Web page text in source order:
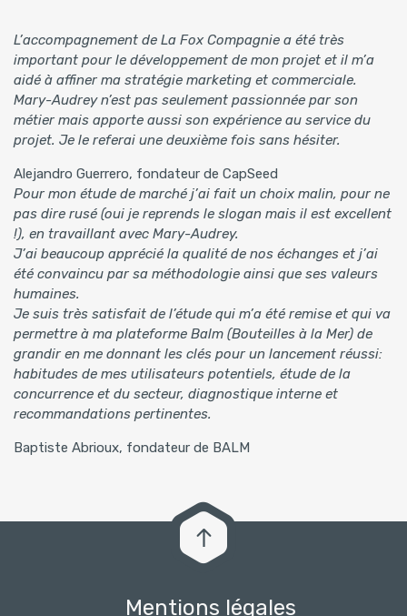
L’accompagnement de La Fox Compagnie a été très
important pour le développement de mon projet et il m’a
aidé à affiner ma stratégie marketing et commerciale.
Mary-Audrey n’est pas seulement passionnée par son
métier mais apporte aussi son expérience au service du
projet. Je le referai une deuxième fois sans hésiter.
Alejandro Guerrero, fondateur de CapSeed
Pour mon étude de marché j’ai fait un choix malin, pour ne
pas dire rusé (oui je reprends le slogan mais il est excellent
!), en travaillant avec Mary-Audrey.
J’ai beaucoup apprécié la qualité de nos échanges et j’ai
été convaincu par sa méthodologie ainsi que ses valeurs
humaines.
Je suis très satisfait de l’étude qui m’a été remise et qui va
permettre à ma plateforme Balm (Bouteilles à la Mer) de
grandir en me donnant les clés pour un lancement réussi:
habitudes de mes utilisateurs potentiels, étude de la
concurrence et du secteur, diagnostique interne et
recommandations pertinentes.
Baptiste Abrioux, fondateur de BALM
Mentions légales